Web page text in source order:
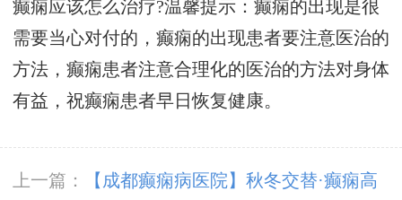
癫痫应该怎么治疗?温馨提示：癫痫的出现是很
需要当心对付的，癫痫的出现患者要注意医治的
方法，癫痫患者注意合理化的医治的方法对身体
有益，祝癫痫患者早日恢复健康。
上一篇：
【成都癫痫病医院】秋冬交替·癫痫高